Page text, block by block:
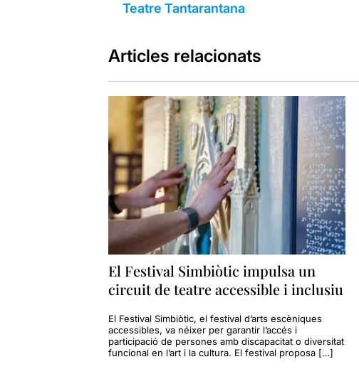
Teatre Tantarantana
Articles relacionats
El Festival Simbiòtic impulsa un
circuit de teatre accessible i inclusiu
El Festival Simbiòtic, el festival d’arts escèniques
accessibles, va néixer per garantir l’accés i
participació de persones amb discapacitat o diversitat
funcional en l’art i la cultura. El festival proposa […]